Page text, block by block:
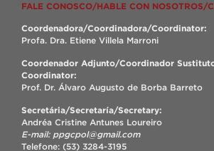
FALE CONOSCO/HABLE CON NOSOTROS/
Coordenadora/Coordinadora/Coordinator:
Profa. Dra. Etiene Villela Marroni
Coordenador Adjunto/Coordinador
Coordinator:
Prof. Dr. Álvaro Augusto de Borba Barreto
Secretária/Secretaría/Secretary:
Andréa Cristine Antunes Loureiro
E-mail: ppgcpol@gmail.com
Telefone: (53) 3284-3195